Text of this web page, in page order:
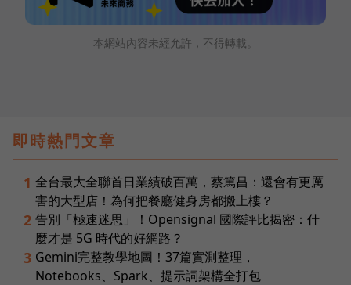
本網站內容未經允許，不得轉載。
即時熱門文章
1 全台最大全聯首日業績破百萬，蔡篤昌：還會有更厲
害的大型店！為何把餐廳健身房都搬上樓？
2 告別「極速迷思」！Opensignal 國際評比揭密：什
麼才是 5G 時代的好網路？
3 Gemini完整教學地圖！37篇實測整理，
Notebooks、Spark、提示詞架構全打包